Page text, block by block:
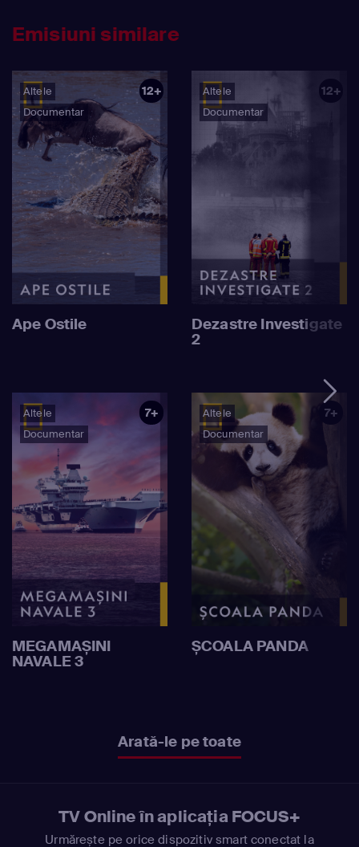
Emisiuni similare
Altele
Documentar
12+
Ape Ostile
Altele
Documentar
12+
Dezastre Investigate
2
Altele
Documentar
7+
MEGAMAȘINI
NAVALE 3
Altele
Documentar
7+
ȘCOALA PANDA
Arată-le pe toate
TV Online în aplicația FOCUS+
Urmărește pe orice dispozitiv smart conectat la